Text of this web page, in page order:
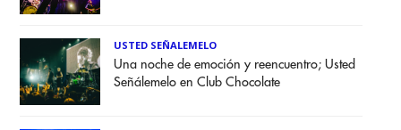
USTED SEÑALEMELO
Una noche de emoción y reencuentro; Usted
Señálemelo en Club Chocolate